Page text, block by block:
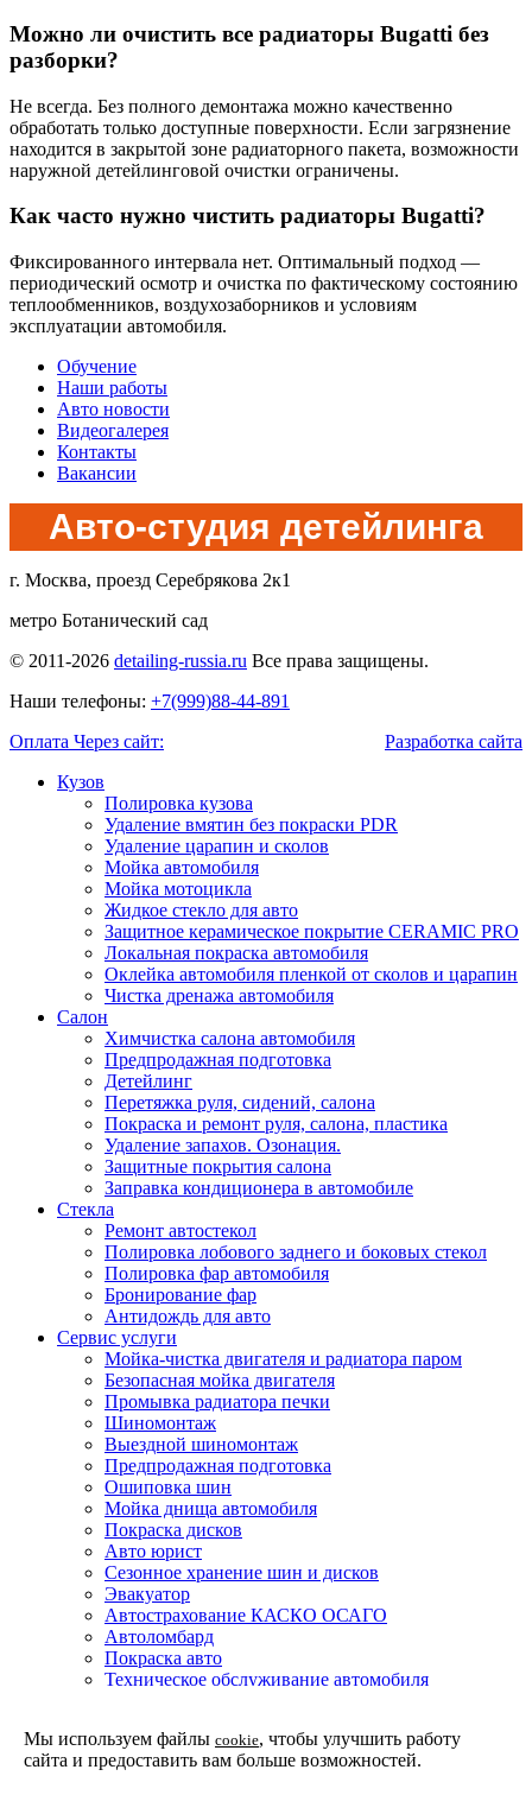
Можно ли очистить все радиаторы Bugatti без
разборки?
Не всегда. Без полного демонтажа можно качественно
обработать только доступные поверхности. Если загрязнение
находится в закрытой зоне радиаторного пакета, возможности
наружной детейлинговой очистки ограничены.
Как часто нужно чистить радиаторы Bugatti?
Фиксированного интервала нет. Оптимальный подход —
периодический осмотр и очистка по фактическому состоянию
теплообменников, воздухозаборников и условиям
эксплуатации автомобиля.
Обучение
Наши работы
Авто новости
Видеогалерея
Контакты
Вакансии
Авто-студия детейлинга
г. Москва, проезд Серебрякова 2к1
метро Ботанический сад
© 2011-2026 detailing-russia.ru Все права защищены.
Наши телефоны: +7(999)88-44-891
Оплата Через сайт:
Разработка сайта
Кузов
Полировка кузова
Удаление вмятин без покраски PDR
Удаление царапин и сколов
Мойка автомобиля
Мойка мотоцикла
Жидкое стекло для авто
Защитное керамическое покрытие CERAMIC PRO
Локальная покраска автомобиля
Оклейка автомобиля пленкой от сколов и царапин
Чистка дренажа автомобиля
Салон
Химчистка салона автомобиля
Предпродажная подготовка
Детейлинг
Перетяжка руля, сидений, салона
Покраска и ремонт руля, салона, пластика
Удаление запахов. Озонация.
Защитные покрытия салона
Заправка кондиционера в автомобиле
Стекла
Ремонт автостекол
Полировка лобового заднего и боковых стекол
Полировка фар автомобиля
Бронирование фар
Антидождь для авто
Сервис услуги
Мойка-чистка двигателя и радиатора паром
Безопасная мойка двигателя
Промывка радиатора печки
Шиномонтаж
Выездной шиномонтаж
Предпродажная подготовка
Ошиповка шин
Мойка днища автомобиля
Покраска дисков
Авто юрист
Сезонное хранение шин и дисков
Эвакуатор
Автострахование КАСКО ОСАГО
Автоломбард
Покраска авто
Техническое обслуживание автомобиля
Установка доводчиков двери в Москве
Защитные покрытия
Мы используем файлы cookie, чтобы улучшить работу
сайта и предоставить вам больше возможностей.